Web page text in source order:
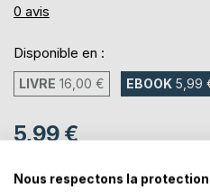
0%
0 avis
Disponible en :
LIVRE 16,00 € EBOOK 5,99
5,99 €
Téléchargement disponible dès
Nous respectons la